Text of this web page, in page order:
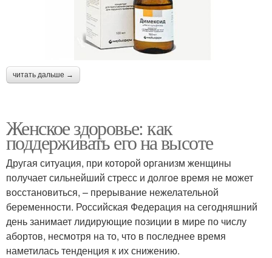
читать дальше →
Женское здоровье: как
поддерживать его на высоте
Другая ситуация, при которой организм женщины
получает сильнейший стресс и долгое время не может
восстановиться, – прерывание нежелательной
беременности. Российская Федерация на сегодняшний
день занимает лидирующие позиции в мире по числу
абортов, несмотря на то, что в последнее время
наметилась тенденция к их снижению.